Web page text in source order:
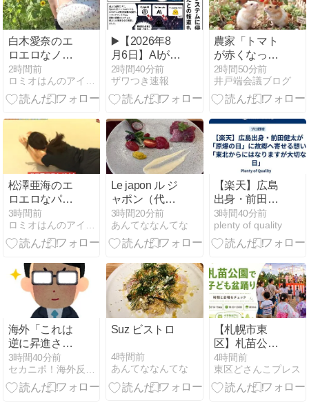
の反応】
白木愛奈のエ
ロエロなノー
スリーブ ２６
０８０６
2時間前
ロミオはんのアイドル等何でも２chまとめマガジン
▶️【2026年8
月6日】AIが
「外部システ
ムに侵入」
――メタや
が突きつけた
新たな現実
2時間40分前
ザワつき速報
農家「トマト
が赤くなった
で」お前ら
「そうです
ね」農家さん
話力不足だ」
2時間50分前
井戸端会議ブログ
松澤亜海のエ
ロエロなパン
線 ２６０８０
６
3時間前
ロミオはんのアイドル等何でも２chまとめマガジン
Le japon ル ジ
ャポン（代官
山）
3時間20分前
あんてななんてな
​【楽天】広島
出身・前田健
太が「原爆の
日」に故郷へ
寄せる想い
はなりますが
大切な日」
3時間40分前
plenty of quality
海外「これは
逆に昇進させ
るべきだった
ろｗ」東大教
授、ウェブサ
3時間40分前
セカニポ！海外反応の解説とまとめ
Suz ビストロ
4時間前
あんてななんてな
【札幌市東
区】札苗公園
で子ども盆踊
り大会｜8月
14日・15日、
4時間前
東区どさんこプレス